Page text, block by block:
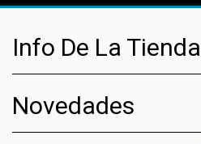
Info De La Tienda
Novedades